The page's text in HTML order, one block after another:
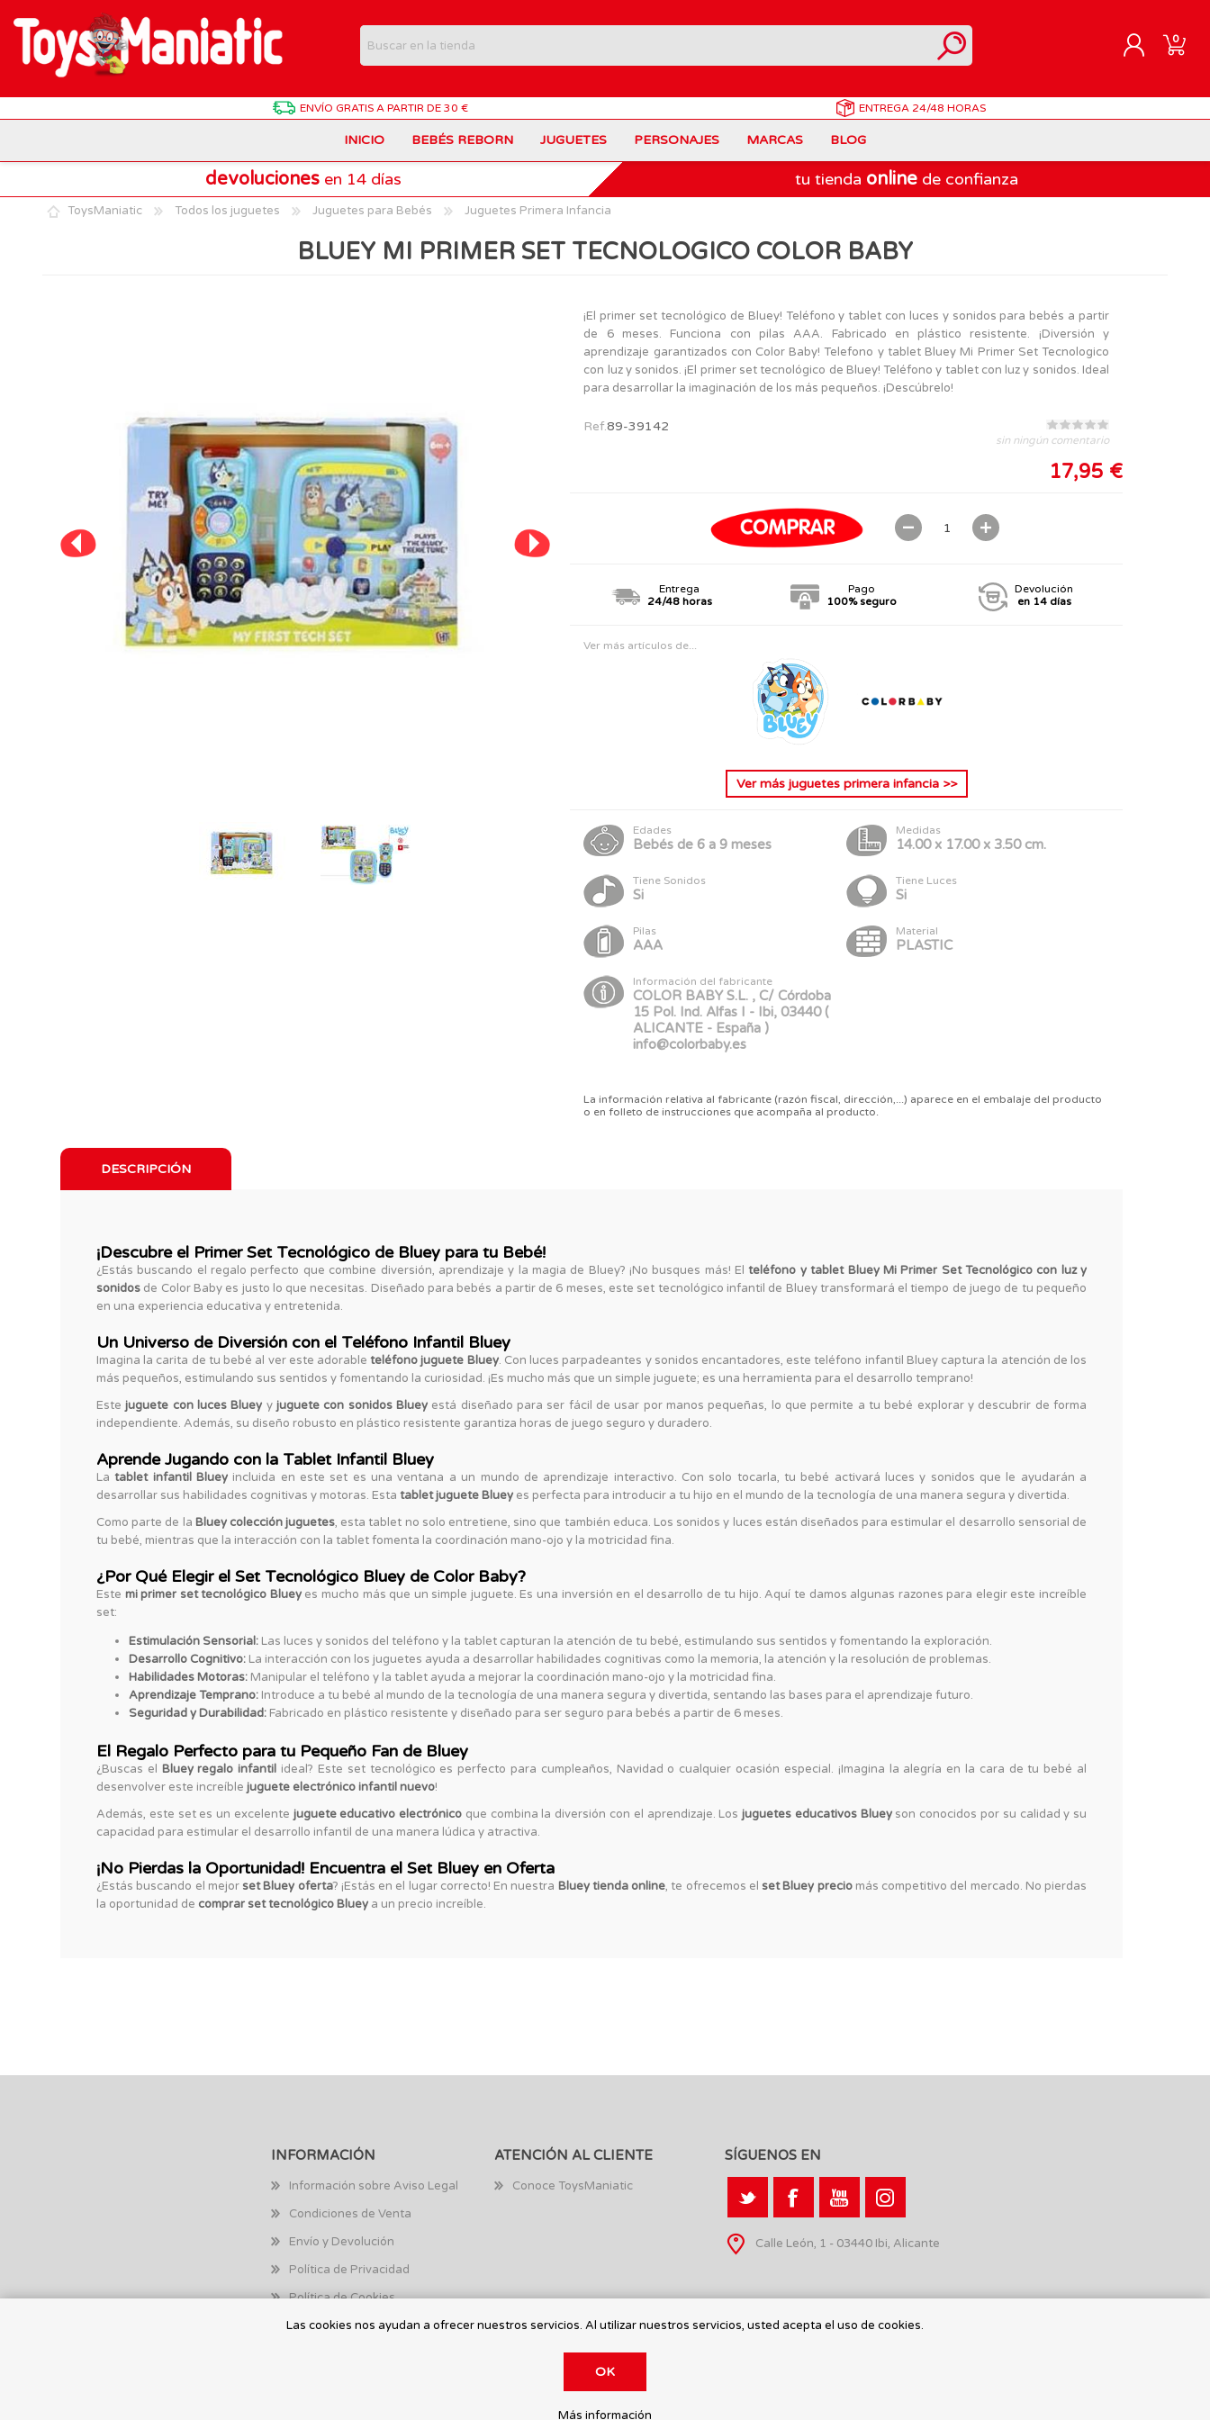
REGISTRARME
0
ENVÍO GRATIS A PARTIR DE 30 € ENTREGA 24/48 HORAS
INICIO BEBÉS REBORN JUGUETES
Animales de Juguete Carros Portamochilas
Muñecas Muñecas Famosa
Patinetes Playmobil
TODOS LOS JUGUETES
PERSONAJES
Batman Bob Esponja
Sonic Spiderman
The Beasties The Bellies
MARCAS
Antonio Juan Barbie
VTech
MARCAS
BLOG
devoluciones en 14 días tu tienda online de confianza
ToysManiatic Todos los juguetes Juguetes para Bebés Juguetes Primera Infancia
BLUEY MI PRIMER SET TECNOLOGICO COLOR BABY
¡El primer set tecnológico de Bluey! Teléfono y tablet con luces y sonidos para bebés a partir
de 6 meses. Funciona con pilas AAA. Fabricado en plástico resistente. ¡Diversión y
aprendizaje garantizados con Color Baby! Telefono y tablet Bluey Mi Primer Set Tecnologico
con luz y sonidos. ¡El primer set tecnológico de Bluey! Teléfono y tablet con luz y sonidos. Ideal
para desarrollar la imaginación de los más pequeños. ¡Descúbrelo!
Ref.89-39142
sin ningún comentario
17,95 €
Entrega
24/48 horas
Pago
100% seguro
Devolución
en 14 días
Ver más artículos de...
Ver más juguetes primera infancia>>
Edades
Bebés de 6 a 9 meses
Medidas
14.00 x 17.00 x 3.50 cm.
Tiene Sonidos
Si
Tiene Luces
Si
Pilas
AAA
Material
PLASTIC
Información del fabricante
COLOR BABY S.L. , C/ Córdoba
15 Pol. Ind. Alfas I - Ibi, 03440 (
ALICANTE - España )
info@colorbaby.es
La información relativa al fabricante (razón fiscal, dirección,...) aparece en el embalaje del producto
o en folleto de instrucciones que acompaña al producto.
DESCRIPCIÓN
¡Descubre el Primer Set Tecnológico de Bluey para tu Bebé!
¿Estás buscando el regalo perfecto que combine diversión, aprendizaje y la magia de Bluey? ¡No busques más! Elteléfono y tablet Bluey Mi Primer Set Tecnológico con luz y
sonidos de Color Baby es justo lo que necesitas. Diseñado para bebés a partir de 6 meses, este set tecnológico infantil de Bluey transformará el tiempo de juego de tu pequeño
en una experiencia educativa y entretenida.
Un Universo de Diversión con el Teléfono Infantil Bluey
Imagina la carita de tu bebé al ver este adorableteléfono juguete Bluey. Con luces parpadeantes y sonidos encantadores, este teléfono infantil Bluey captura la atención de los
más pequeños, estimulando sus sentidos y fomentando la curiosidad. ¡Es mucho más que un simple juguete; es una herramienta para el desarrollo temprano!
Estejuguete con luces Bluey yjuguete con sonidos Bluey está diseñado para ser fácil de usar por manos pequeñas, lo que permite a tu bebé explorar y descubrir de forma
independiente. Además, su diseño robusto en plástico resistente garantiza horas de juego seguro y duradero.
Aprende Jugando con la Tablet Infantil Bluey
Latablet infantil Bluey incluida en este set es una ventana a un mundo de aprendizaje interactivo. Con solo tocarla, tu bebé activará luces y sonidos que le ayudarán a
desarrollar sus habilidades cognitivas y motoras. Esta tablet juguete Bluey es perfecta para introducir a tu hijo en el mundo de la tecnología de una manera segura y divertida.
Como parte de la Bluey colección juguetes, esta tablet no solo entretiene, sino que también educa. Los sonidos y luces están diseñados para estimular el desarrollo sensorial de
tu bebé, mientras que la interacción con la tablet fomenta la coordinación mano-ojo y la motricidad fina.
¿Por Qué Elegir el Set Tecnológico Bluey de Color Baby?
Este mi primer set tecnológico Blueyes mucho más que un simple juguete. Es una inversión en el desarrollo de tu hijo. Aquí te damos algunas razones para elegir este increíble
set:
Estimulación Sensorial: Las luces y sonidos del teléfono y la tablet capturan la atención de tu bebé, estimulando sus sentidos y fomentando la exploración.
Desarrollo Cognitivo: La interacción con los juguetes ayuda a desarrollar habilidades cognitivas como la memoria, la atención y la resolución de problemas.
Habilidades Motoras: Manipular el teléfono y la tablet ayuda a mejorar la coordinación mano-ojo y la motricidad fina.
Aprendizaje Temprano: Introduce a tu bebé al mundo de la tecnología de una manera segura y divertida, sentando las bases para el aprendizaje futuro.
Seguridad y Durabilidad: Fabricado en plástico resistente y diseñado para ser seguro para bebés a partir de 6 meses.
El Regalo Perfecto para tu Pequeño Fan de Bluey
¿Buscas el Bluey regalo infantil ideal? Este set tecnológico es perfecto para cumpleaños, Navidad o cualquier ocasión especial. ¡Imagina la alegría en la cara de tu bebé al
desenvolver este increíble juguete electrónico infantil nuevo!
Además, este set es un excelente juguete educativo electrónico que combina la diversión con el aprendizaje. Losjuguetes educativos Blueyson conocidos por su calidad y su
capacidad para estimular el desarrollo infantil de una manera lúdica y atractiva.
¡No Pierdas la Oportunidad! Encuentra el Set Bluey en Oferta
¿Estás buscando el mejor set Bluey oferta? ¡Estás en el lugar correcto! En nuestra Bluey tienda online, te ofrecemos el set Bluey preciomás competitivo del mercado. No pierdas
la oportunidad de comprar set tecnológico Bluey a un precio increíble.
INFORMACIÓN
Información sobre Aviso Legal
Condiciones de Venta
Envío y Devolución
Política de Privacidad
Política de Cookies
ATENCIÓN AL CLIENTE
Conoce ToysManiatic
SÍGUENOS EN
Calle León, 1 - 03440 Ibi, Alicante
Las cookies nos ayudan a ofrecer nuestros servicios. Al utilizar nuestros servicios, usted acepta el uso de cookies.
OK
Más información